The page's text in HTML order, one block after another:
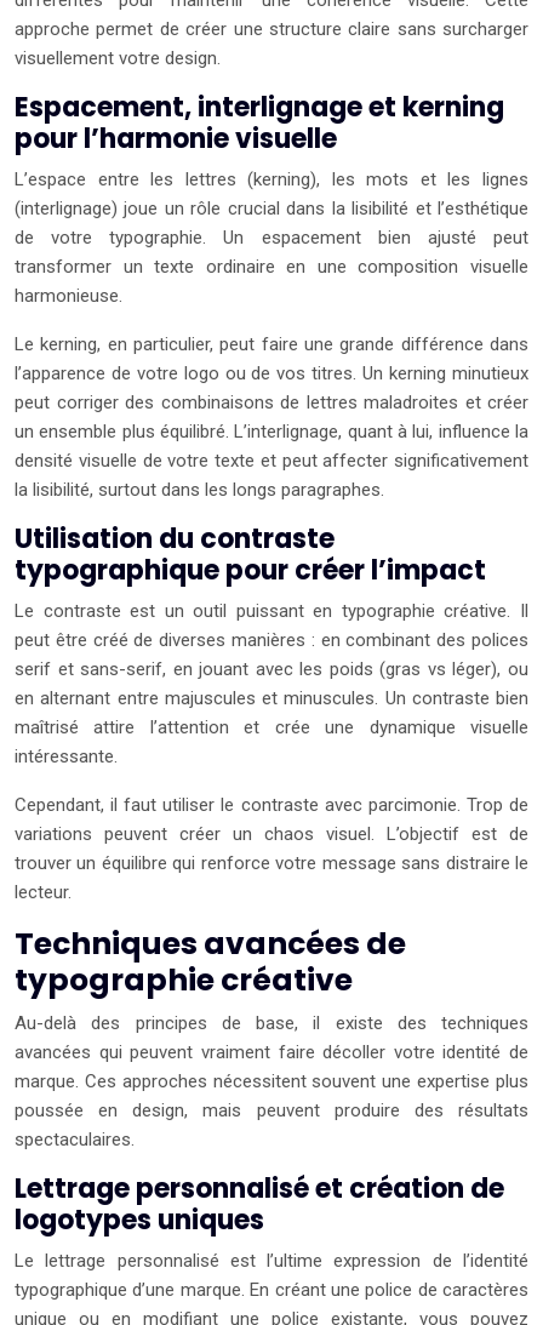
approche permet de créer une structure claire sans surcharger
visuellement votre design.
Espacement, interlignage et kerning
pour l’harmonie visuelle
L’espace entre les lettres (kerning), les mots et les lignes
(interlignage) joue un rôle crucial dans la lisibilité et l’esthétique
de votre typographie. Un espacement bien ajusté peut
transformer un texte ordinaire en une composition visuelle
harmonieuse.
Le kerning, en particulier, peut faire une grande différence dans
l’apparence de votre logo ou de vos titres. Un kerning minutieux
peut corriger des combinaisons de lettres maladroites et créer
un ensemble plus équilibré. L’interlignage, quant à lui, influence la
densité visuelle de votre texte et peut affecter significativement
la lisibilité, surtout dans les longs paragraphes.
Utilisation du contraste
typographique pour créer l’impact
Le contraste est un outil puissant en typographie créative. Il
peut être créé de diverses manières : en combinant des polices
serif et sans-serif, en jouant avec les poids (gras vs léger), ou
en alternant entre majuscules et minuscules. Un contraste bien
maîtrisé attire l’attention et crée une dynamique visuelle
intéressante.
Cependant, il faut utiliser le contraste avec parcimonie. Trop de
variations peuvent créer un chaos visuel. L’objectif est de
trouver un équilibre qui renforce votre message sans distraire le
lecteur.
Techniques avancées de
typographie créative
Au-delà des principes de base, il existe des techniques
avancées qui peuvent vraiment faire décoller votre identité de
marque. Ces approches nécessitent souvent une expertise plus
poussée en design, mais peuvent produire des résultats
spectaculaires.
Lettrage personnalisé et création de
logotypes uniques
Le lettrage personnalisé est l’ultime expression de l’identité
typographique d’une marque. En créant une police de caractères
unique ou en modifiant une police existante, vous pouvez